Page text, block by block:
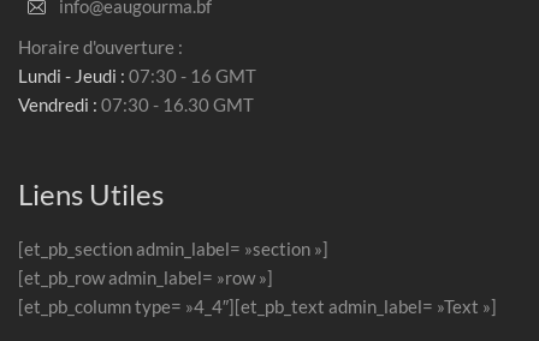
info@eaugourma.bf
Horaire d'ouverture :
Lundi - Jeudi : 07:30 - 16 GMT
Vendredi : 07:30 - 16.30 GMT
Liens Utiles
[et_pb_section admin_label= »section »]
[et_pb_row admin_label= »row »]
[et_pb_column type= »4_4″][et_pb_text admin_label= »Text »]